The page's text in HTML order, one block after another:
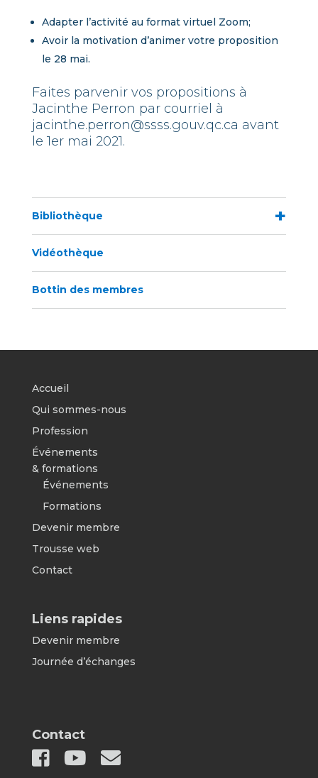
Adapter l’activité au format virtuel Zoom;
Avoir la motivation d’animer votre proposition
le 28 mai.
Faites parvenir vos propositions à
Jacinthe Perron par courriel à
jacinthe.perron@ssss.gouv.qc.ca avant
le 1er mai 2021.
Bibliothèque
Vidéothèque
Bottin des membres
Accueil
Qui sommes-nous
Profession
Événements
& formations
Événements
Formations
Devenir membre
Trousse web
Contact
Liens rapides
Devenir membre
Journée d’échanges
Contact